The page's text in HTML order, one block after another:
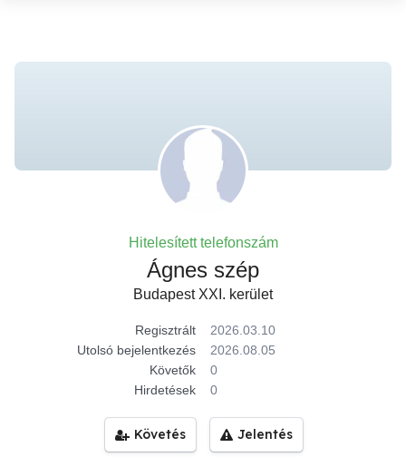
Hitelesített telefonszám
Ágnes szép
Budapest XXI. kerület
Regisztrált
2026.03.10
Utolsó bejelentkezés
2026.08.05
Követők
0
Hirdetések
0
Követés Jelentés